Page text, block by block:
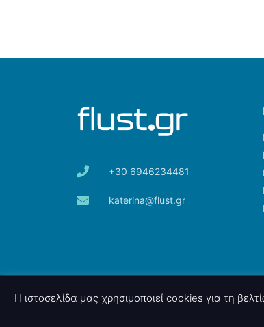
+30 6946234481
katerina@flust.gr
© 2026 nettings, ltd. All rights
Η ιστοσελίδα μας χρησιμοποιεί cookies για τη